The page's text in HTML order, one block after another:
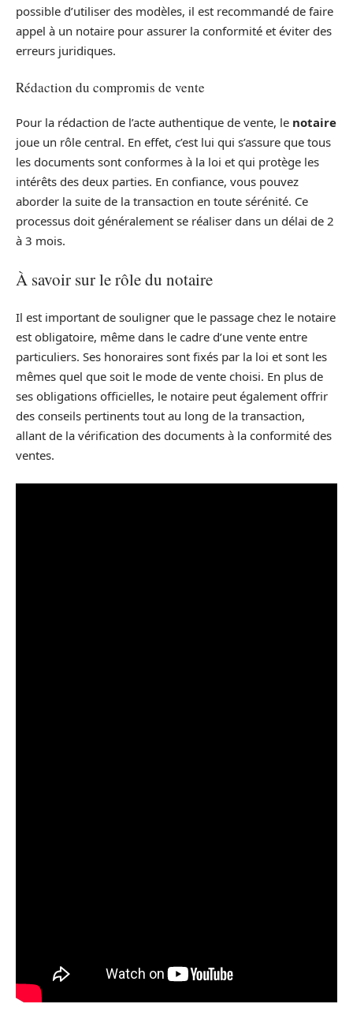
possible d’utiliser des modèles, il est recommandé de faire
appel à un notaire pour assurer la conformité et éviter des
erreurs juridiques.
Rédaction du compromis de vente
Pour la rédaction de l’acte authentique de vente, le notaire
joue un rôle central. En effet, c’est lui qui s’assure que tous
les documents sont conformes à la loi et qui protège les
intérêts des deux parties. En confiance, vous pouvez
aborder la suite de la transaction en toute sérénité. Ce
processus doit généralement se réaliser dans un délai de 2
à 3 mois.
À savoir sur le rôle du notaire
Il est important de souligner que le passage chez le notaire
est obligatoire, même dans le cadre d’une vente entre
particuliers. Ses honoraires sont fixés par la loi et sont les
mêmes quel que soit le mode de vente choisi. En plus de
ses obligations officielles, le notaire peut également offrir
des conseils pertinents tout au long de la transaction,
allant de la vérification des documents à la conformité des
ventes.